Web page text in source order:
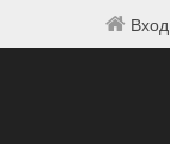
Вход